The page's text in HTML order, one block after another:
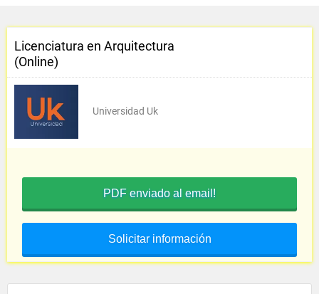
Licenciatura en Arquitectura
(Online)
Universidad Uk
PDF enviado al email!
Solicitar información